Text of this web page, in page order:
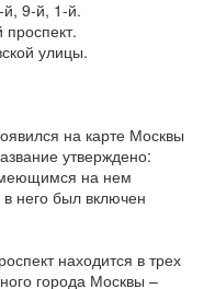
9-й, 1-й.
улицы.
на карте Москвы
утверждено:
на нем
него был включен
находится в трех
города Москвы –